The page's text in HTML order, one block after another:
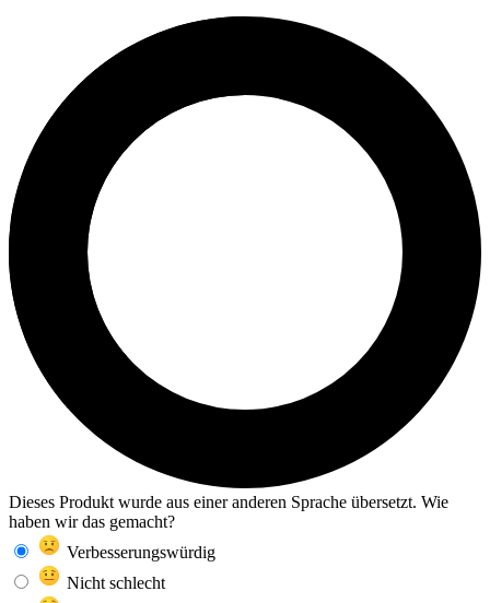
Dieses Produkt wurde aus einer anderen Sprache übersetzt. Wie
haben wir das gemacht?
Verbesserungswürdig
Nicht schlecht